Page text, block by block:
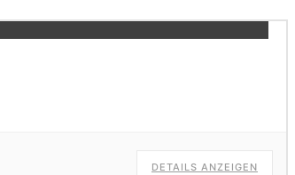
DETAILS ANZEIGEN